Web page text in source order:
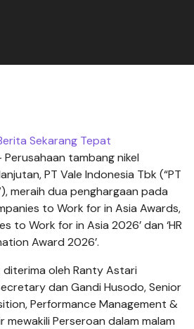
Sekarang Tepat
tambang nikel
PT Vale Indonesia Tbk (“PT
meraih dua penghargaan pada
to Work for in Asia Awards,
to Work for in Asia 2026’ dan ‘HR
Award 2026’.
oleh Ranty Astari
dan Gandi Husodo, Senior
Performance Management &
mewakili Perseroan dalam malam